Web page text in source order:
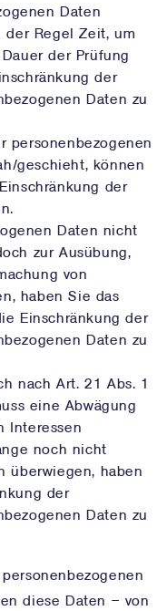
Daten
Regel Zeit, um
der Prüfung
der
Daten zu
personenbezogenen
geschieht, können
der
Daten nicht
zur Ausübung,
von
haben Sie das
Einschränkung der
Daten zu
nach Art. 21 Abs. 1
eine Abwägung
Interessen
noch nicht
überwiegen, haben
der
Daten zu
diese Daten – von